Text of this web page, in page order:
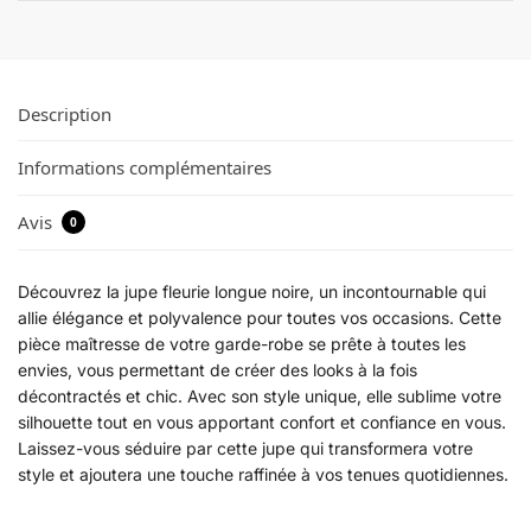
Description
Informations complémentaires
Avis 0
Découvrez la jupe fleurie longue noire, un incontournable qui
allie élégance et polyvalence pour toutes vos occasions. Cette
pièce maîtresse de votre garde-robe se prête à toutes les
envies, vous permettant de créer des looks à la fois
décontractés et chic. Avec son style unique, elle sublime votre
silhouette tout en vous apportant confort et confiance en vous.
Laissez-vous séduire par cette jupe qui transformera votre
style et ajoutera une touche raffinée à vos tenues quotidiennes.